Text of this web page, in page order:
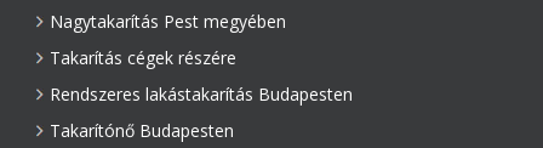
Nagytakarítás Pest megyében
Takarítás cégek részére
Rendszeres lakástakarítás Budapesten
Takarítónő Budapesten